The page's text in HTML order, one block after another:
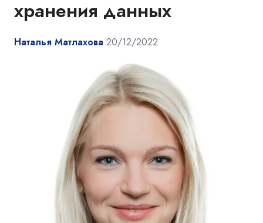
хранения данных
Наталья Матлахова 20/12/2022